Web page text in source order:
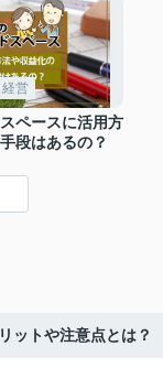
営
ペースに活用方
段はあるの？
ットや注意点とは？